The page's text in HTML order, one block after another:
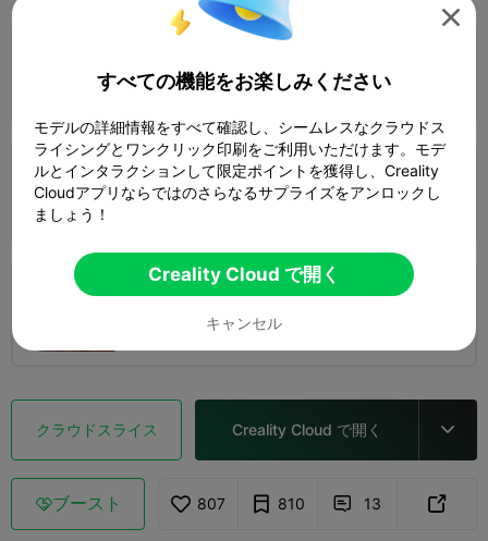
 02h 07m  1 プレート  81.27g
0.2mm layer, 2 walls, 10 infill
0.2mm layer, 2 walls, 15% infill
02h 28m 
クラウドスライス Creality Cloud で開く 
ブースト 807 810  13 

すべての機能をお楽しみください
モデルの詳細情報をすべて確認し、シームレスなクラウドス
ライシングとワンクリック印刷をご利用いただけます。モデ
ルとインタラクションして限定ポイントを獲得し、Creality
Cloudアプリならではのさらなるサプライズをアンロックし
ましょう！
Creality Cloud で開く
キャンセル